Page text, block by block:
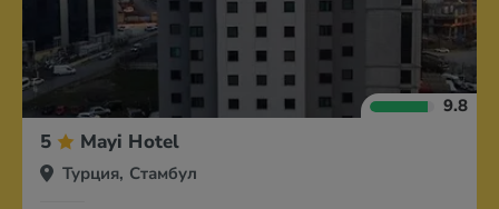
9.8
5 Mayi Hotel
Турция, Стамбул